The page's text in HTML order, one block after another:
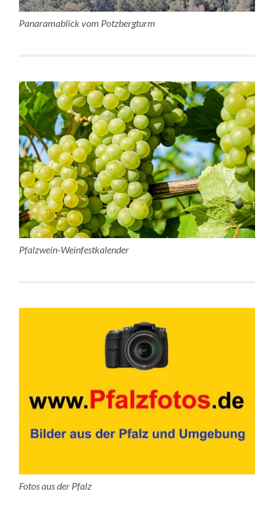
Panaramablick vom Potzbergturm
Pfalzwein-Weinfestkalender
Fotos aus der Pfalz